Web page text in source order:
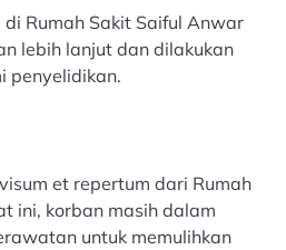
Rumah Sakit Saiful Anwar
lebih lanjut dan dilakukan
penyelidikan.
et repertum dari Rumah
ini, korban masih dalam
untuk memulihkan